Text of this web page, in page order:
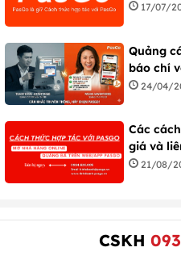
17/07/
Quảng
báo chí
24/04/
Các
giá và
21/08/
CSKH